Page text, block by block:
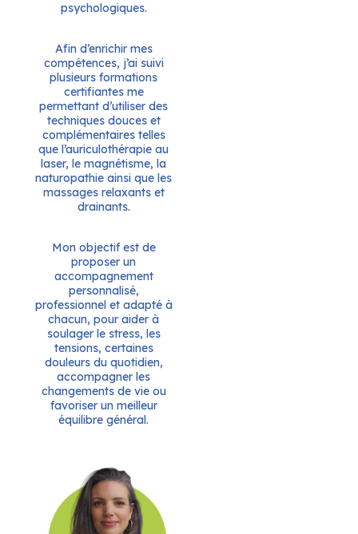
psychologiques.
Afin d’enrichir mes
compétences, j’ai suivi
plusieurs formations
certifiantes me
permettant d’utiliser des
techniques douces et
complémentaires telles
que l’auriculothérapie au
laser, le magnétisme, la
naturopathie ainsi que les
massages relaxants et
drainants.
Mon objectif est de
proposer un
accompagnement
personnalisé,
professionnel et adapté à
chacun, pour aider à
soulager le stress, les
tensions, certaines
douleurs du quotidien,
accompagner les
changements de vie ou
favoriser un meilleur
équilibre général.